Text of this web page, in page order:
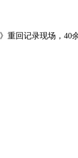
回记录现场，40